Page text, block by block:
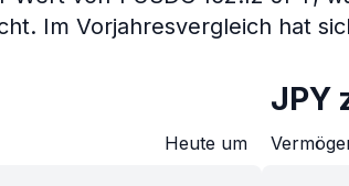
Im Vorjahresvergleich hat
Heute um
JPY